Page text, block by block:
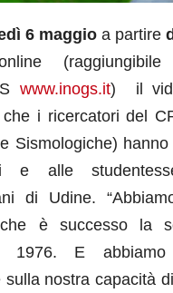
6 maggio a partire
www.inogs.it) il
che i ricercatori del
Sismologiche)
e alle
di Udine.
è successo la
1976. E abbiamo
sulla nostra capacità